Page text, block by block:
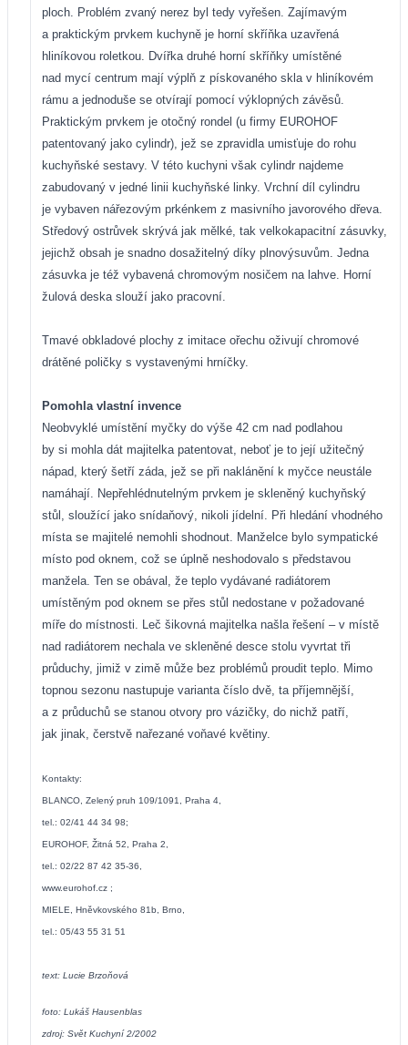
ploch. Problém zvaný nerez byl tedy vyřešen. Zajímavým
a praktickým prvkem kuchyně je horní skříňka uzavřená
hliníkovou roletkou. Dvířka druhé horní skříňky umístěné
nad mycí centrum mají výplň z pískovaného skla v hliníkovém
rámu a jednoduše se otvírají pomocí výklopných závěsů.
Praktickým prvkem je otočný rondel (u firmy EUROHOF
patentovaný jako cylindr), jež se zpravidla umisťuje do rohu
kuchyňské sestavy. V této kuchyni však cylindr najdeme
zabudovaný v jedné linii kuchyňské linky. Vrchní díl cylindru
je vybaven nářezovým prkénkem z masivního javorového dřeva.
Středový ostrůvek skrývá jak mělké, tak velkokapacitní zásuvky,
jejichž obsah je snadno dosažitelný díky plnovýsuvům. Jedna
zásuvka je též vybavená chromovým nosičem na lahve. Horní
žulová deska slouží jako pracovní.
Tmavé obkladové plochy z imitace ořechu oživují chromové
drátěné poličky s vystavenými hrníčky.
Pomohla vlastní invence
Neobvyklé umístění myčky do výše 42 cm nad podlahou
by si mohla dát majitelka patentovat, neboť je to její užitečný
nápad, který šetří záda, jež se při naklánění k myčce neustále
namáhají. Nepřehlédnutelným prvkem je skleněný kuchyňský
stůl, sloužící jako snídaňový, nikoli jídelní. Při hledání vhodného
místa se majitelé nemohli shodnout. Manželce bylo sympatické
místo pod oknem, což se úplně neshodovalo s představou
manžela. Ten se obával, že teplo vydávané radiátorem
umístěným pod oknem se přes stůl nedostane v požadované
míře do místnosti. Leč šikovná majitelka našla řešení – v místě
nad radiátorem nechala ve skleněné desce stolu vyvrtat tři
průduchy, jimiž v zimě může bez problémů proudit teplo. Mimo
topnou sezonu nastupuje varianta číslo dvě, ta příjemnější,
a z průduchů se stanou otvory pro vázičky, do nichž patří,
jak jinak, čerstvě nařezané voňavé květiny.
Kontakty:
BLANCO, Zelený pruh 109/1091, Praha 4,
tel.: 02/41 44 34 98;
EUROHOF, Žitná 52, Praha 2,
tel.: 02/22 87 42 35-36,
www.eurohof.cz ;
MIELE, Hněvkovského 81b, Brno,
tel.: 05/43 55 31 51
text: Lucie Brzoňová
foto: Lukáš Hausenblas
zdroj: Svět Kuchyní 2/2002